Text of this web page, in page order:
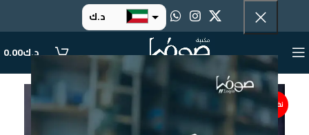
د.ك
ر.س
.د.ب
د.ك0.00
نفذت